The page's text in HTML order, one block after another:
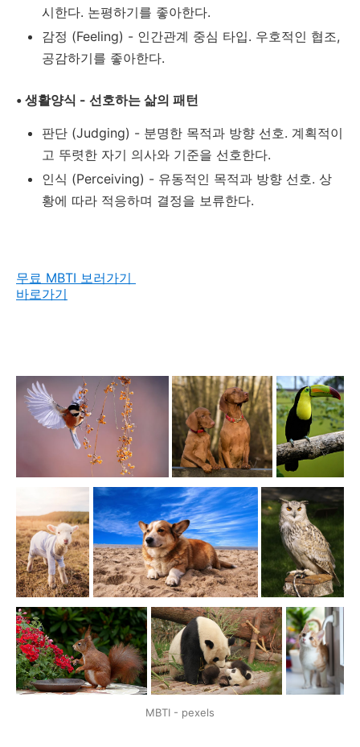
시한다. 논평하기를 좋아한다.
감정 (Feeling) - 인간관계 중심 타입. 우호적인 협조,
공감하기를 좋아한다.
• 생활양식 - 선호하는 삶의 패턴
판단 (Judging) - 분명한 목적과 방향 선호. 계획적이
고 뚜렷한 자기 의사와 기준을 선호한다.
인식 (Perceiving) - 유동적인 목적과 방향 선호. 상
황에 따라 적응하며 결정을 보류한다.
무료 MBTI 보러가기
바로가기
MBTI - pexels